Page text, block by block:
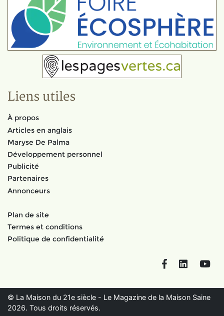
Liens utiles
À propos
Articles en anglais
Maryse De Palma
Développement personnel
Publicité
Partenaires
Annonceurs
Plan de site
Termes et conditions
Politique de confidentialité
FacebookLinkedIn
© La Maison du 21e siècle - Le Magazine de la Maison Saine
2026. Tous droits réservés.